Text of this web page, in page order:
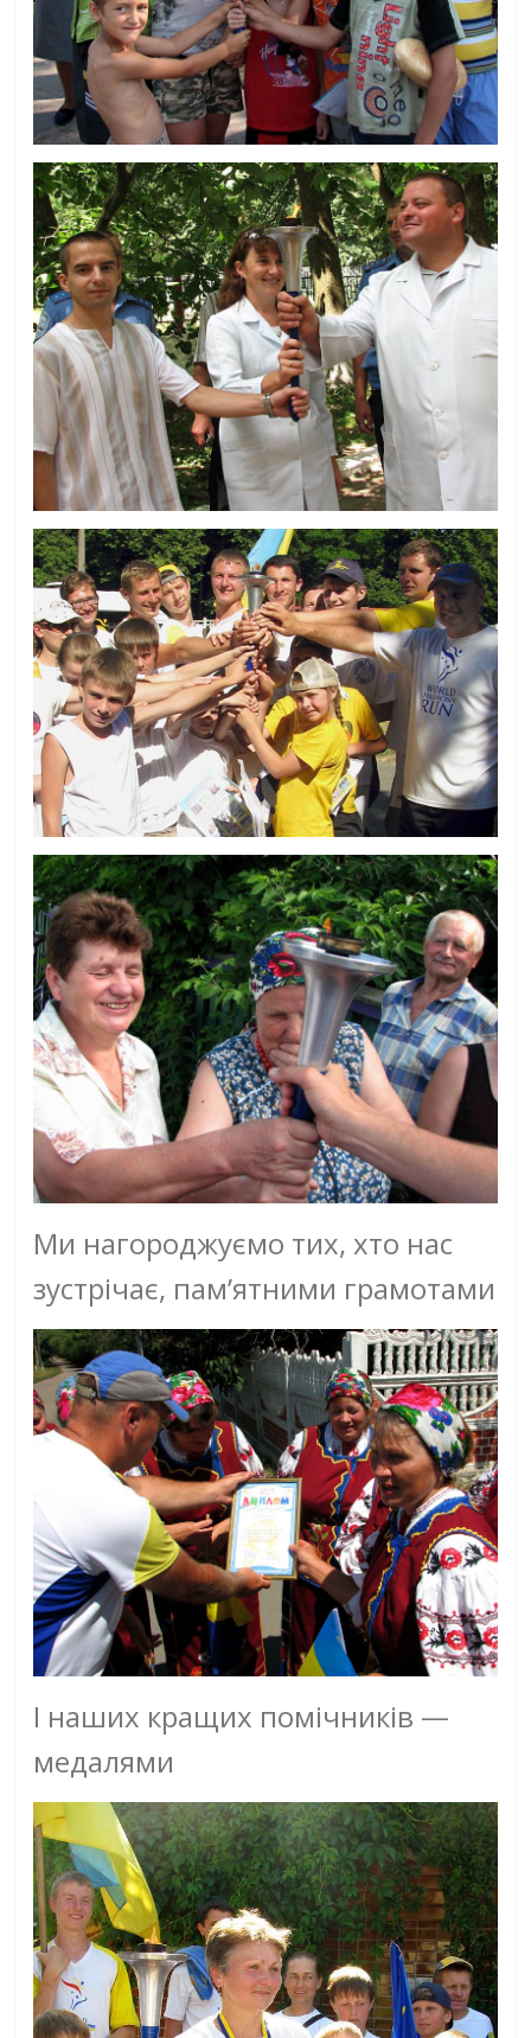
Ми нагороджуємо тих, хто нас
зустрічає, пам’ятними грамотами
І наших кращих помічників —
медалями